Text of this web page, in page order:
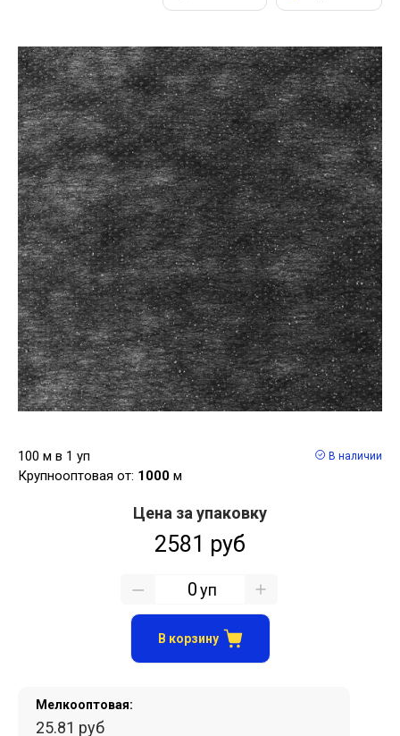
100 м в 1 уп
Крупнооптовая от: 1000 м
В наличии
Мелкооптовая:
25.81 руб
Цена за упаковку
2581 руб
уп
В корзину